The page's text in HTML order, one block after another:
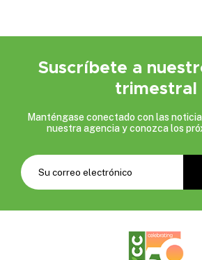
Suscríbete a
trimestral
Manténgase conectado con las
nuestra agencia y conozca los